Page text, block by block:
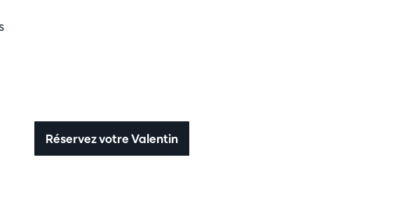
Réservez votre Valentin